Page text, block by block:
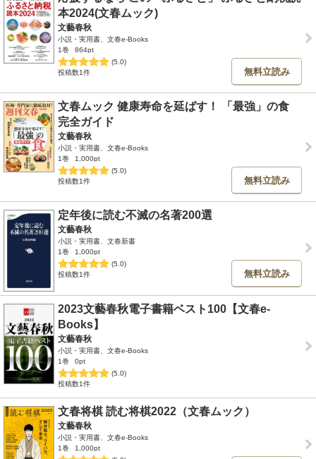
本2024(文春ムック)
文藝春秋
小説・実用書、文春e-Books
1巻
864pt
(5.0)
投稿数1件
無料立読み
文春ムック 健康寿命を延ばす！ 「最強」の食
完全ガイド
文藝春秋
小説・実用書、文春e-Books
1巻
1,000pt
(5.0)
投稿数1件
無料立読み
定年後に読む不滅の名著200選
文藝春秋
小説・実用書、文春新書
1巻
1,000pt
(5.0)
投稿数1件
無料立読み
2023文藝春秋電子書籍ベスト100【文春e-
Books】
文藝春秋
小説・実用書、文春e-Books
1巻
0pt
(5.0)
投稿数1件
文春将棋 読む将棋2022（文春ムック）
文藝春秋
小説・実用書、文春e-Books
1巻
1,000pt